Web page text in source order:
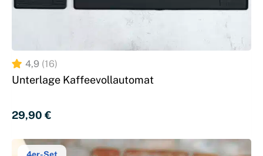
4,9 (16)
Unterlage Kaffeevollautomat
29,90 €